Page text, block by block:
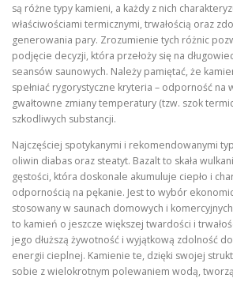
są różne typy kamieni, a każdy z nich
właściwościami termicznymi, trwałością oraz
generowania pary. Zrozumienie tych różnic
podjęcie decyzji, która przełoży się na
seansów saunowych. Należy pamiętać, że
spełniać rygorystyczne kryteria – odporność na
gwałtowne zmiany temperatury (tzw. szok
szkodliwych substancji.
Najczęściej spotykanymi i rekomendowanymi
oliwin diabas oraz steatyt. Bazalt to skała
gęstości, która doskonale akumuluje ciepło i
odpornością na pękanie. Jest to wybór
stosowany w saunach domowych i
to kamień o jeszcze większej twardości i
jego dłuższą żywotność i wyjątkową zdolność
energii cieplnej. Kamienie te, dzięki swojej
sobie z wielokrotnym polewaniem wodą,